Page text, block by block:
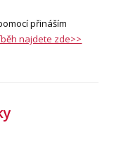
přináším
najdete zde>>